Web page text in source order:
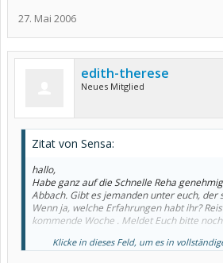
27. Mai 2006
edith-therese
Neues Mitglied
Zitat von Sensa:
hallo,
Habe ganz auf die Schnelle Reha
Abbach. Gibt es jemanden unter euch, der
Wenn ja, welche Erfahrungen habt ihr?
kommende Woche . Meldet Euch bitte
DankeKlicke in dieses Feld, um es in